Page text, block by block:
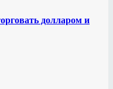
долларом и